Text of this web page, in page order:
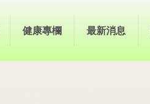
健康專欄 最新消息